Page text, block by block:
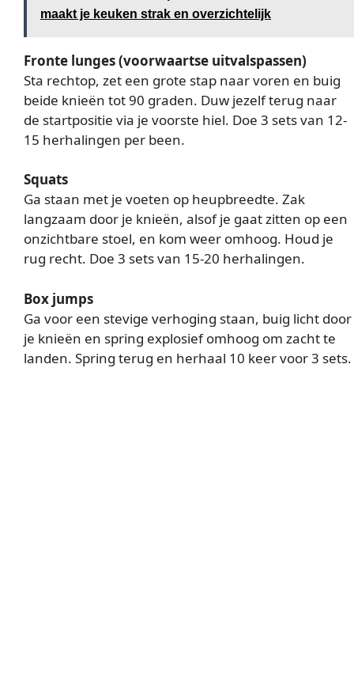
maakt je keuken strak en overzichtelijk
Fronte lunges (voorwaartse uitvalspassen)
Sta rechtop, zet een grote stap naar voren en buig
beide knieën tot 90 graden. Duw jezelf terug naar
de startpositie via je voorste hiel. Doe 3 sets van 12-
15 herhalingen per been.
Squats
Ga staan met je voeten op heupbreedte. Zak
langzaam door je knieën, alsof je gaat zitten op een
onzichtbare stoel, en kom weer omhoog. Houd je
rug recht. Doe 3 sets van 15-20 herhalingen.
Box jumps
Ga voor een stevige verhoging staan, buig licht door
je knieën en spring explosief omhoog om zacht te
landen. Spring terug en herhaal 10 keer voor 3 sets.